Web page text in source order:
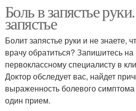
Боль в запястье
запястье
Болит запястье руки и не знаете,
врачу обратиться? Запишитесь
первоклассному специалисту в
Доктор обследует вас, найдет
выраженность болевого симптома
один прием.